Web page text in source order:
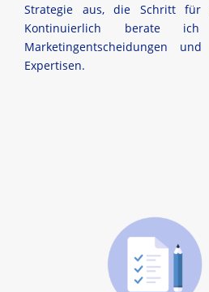
Strategie aus, die Schritt für
Kontinuierlich berate
Marketingentscheidungen
Expertisen.